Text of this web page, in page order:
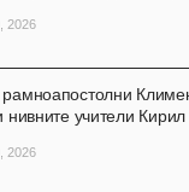
2026
рамноапостолни
нивните учители
2026